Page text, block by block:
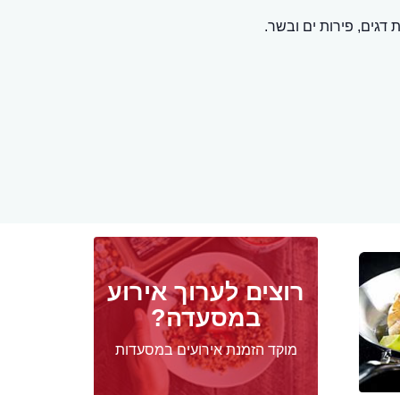
דגים, פירות ים ובשר.
רוצים לערוך אירוע
במסעדה?
מוקד הזמנת אירועים במסעדות